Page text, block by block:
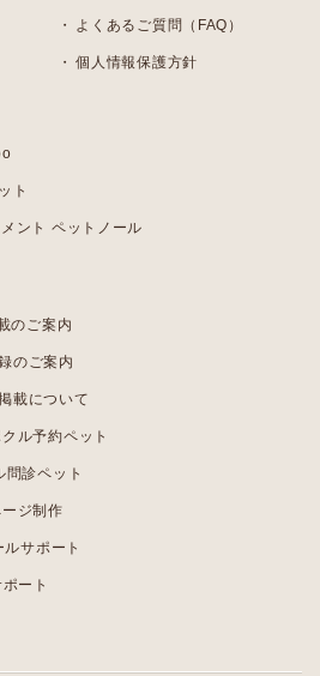
よくあるご質問（FAQ）
個人情報保護方針
ト
ント ペットノール
のご案内
のご案内
載について
ル予約ペット
診ペット
ジ制作
サポート
ート